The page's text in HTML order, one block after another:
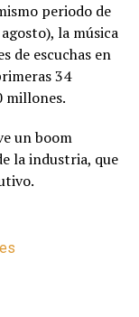
periodo de
la música
de escuchas en
34
millones.
un boom
la industria, que